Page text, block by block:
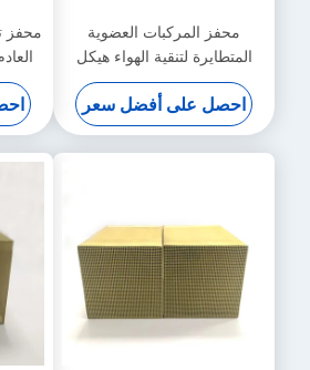
محفز المركبات العضوية
المتطايرة لتنقية الهواء هيكل
قرص العسل مسامية عالية
احصل على أفضل سعر
محفز